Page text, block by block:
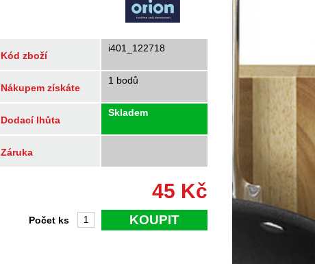
Kód zboží
i401_122718
Nákupem získáte
1 bodů
Dodací lhůta
Skladem
Záruka
45 Kč
KOUPIT
Počet ks